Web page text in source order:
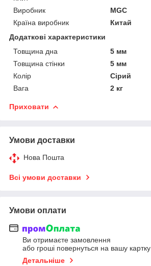
Виробник
MGC
Країна виробник
Китай
Додаткові характеристики
Товщина дна
5 мм
Товщина стінки
5 мм
Колір
Сірий
Вага
2 кг
Приховати
Умови доставки
Нова Пошта
Всі умови доставки
Умови оплати
Ви отримаєте замовлення
або гроші повернуться на вашу картку
Детальніше